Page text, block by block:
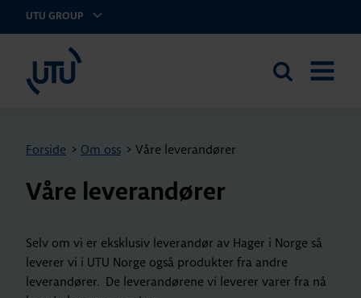
UTU GROUP
Search
Forside > Om oss > Våre leverandører
Våre leverandører
Selv om vi er eksklusiv leverandør av Hager i Norge så
leverer vi i UTU Norge også produkter fra andre
leverandører. De leverandørene vi leverer varer fra nå